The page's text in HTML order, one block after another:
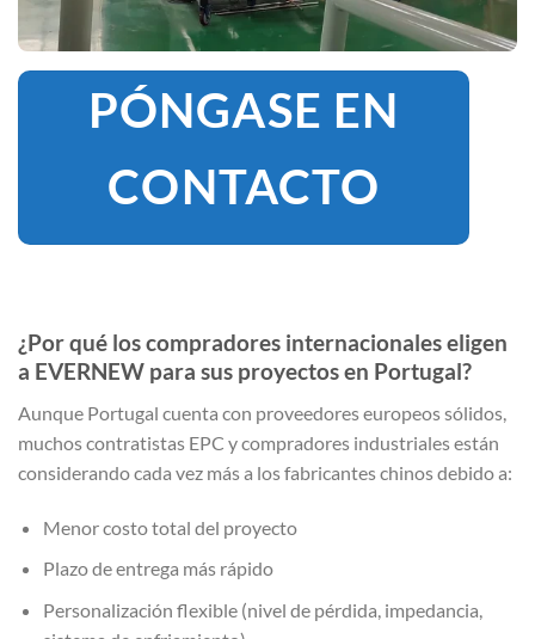
PÓNGASE EN
CONTACTO
¿Por qué los compradores internacionales eligen
a EVERNEW para sus proyectos en Portugal?
Aunque Portugal cuenta con proveedores europeos sólidos,
muchos contratistas EPC y compradores industriales están
considerando cada vez más a los fabricantes chinos debido a:
Menor costo total del proyecto
Plazo de entrega más rápido
Personalización flexible (nivel de pérdida, impedancia,